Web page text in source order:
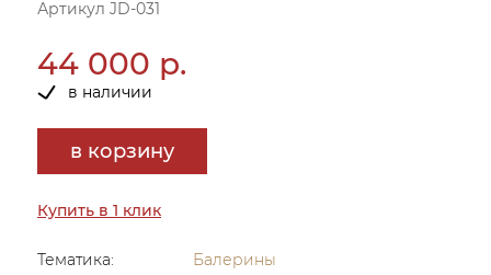
Артикул JD-031
44 000 р.
в наличии
в корзину
Купить в 1 клик
Тематика:
Балерины